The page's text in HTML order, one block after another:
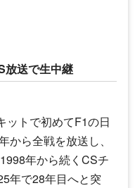
放送で生中継
ットで初めてF1の日
ら全戦を放送し、
年から続くCSチ
年で28年目へと突